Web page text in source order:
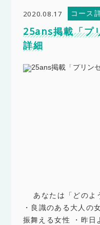
2020.08.17 コース
25ans掲載「プ
詳細
あなたは「どのよ
・良識のある大人の
振舞える女性 ・昨日